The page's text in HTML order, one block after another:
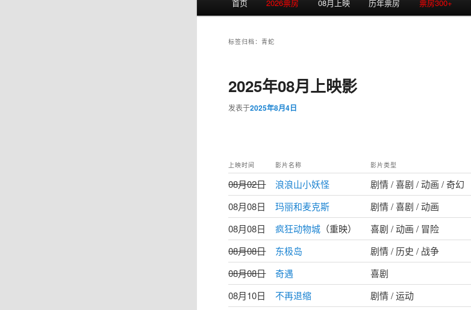
首页 2026票房 08月上映 历年票房 票房300+
标签归档：青蛇
2025年08月上映影
发表于2025年8月4日
上映时间 影片名称 影片类型
08月02日 浪浪山小妖怪 剧情 / 喜剧 / 动画 / 奇幻
08月08日
玛丽和麦克斯 剧情 / 喜剧 / 动画
08月08日
疯狂动物城 （重映） 喜剧 / 动画 / 冒险
08月08日
东极岛 剧情 / 历史 / 战争
08月08日
奇遇 喜剧
08月10日
不再退缩 剧情 / 运动